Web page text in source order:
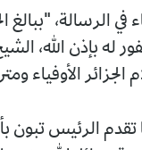
"ببالغ الحزن
الله، الشيخ سي
الأوفياء ومترجم
تبون بأحر